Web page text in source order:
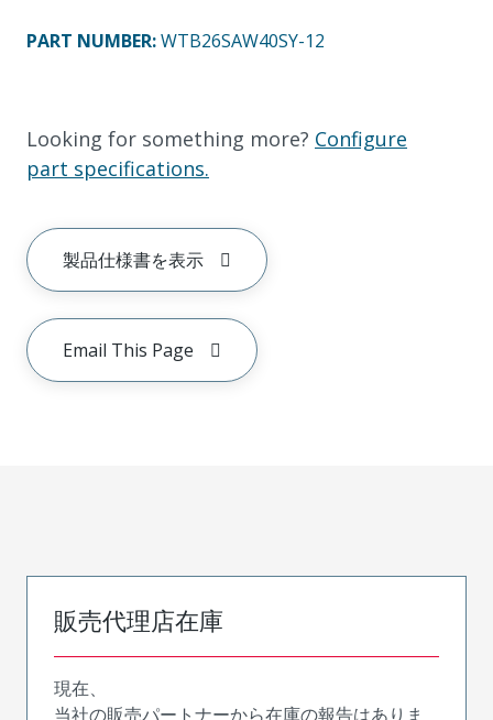
PART NUMBER:WTB26SAW40SY-12
Looking for something more? Configure
part specifications.
製品仕様書を表示
Email This Page
販売代理店在庫
現在、
当社の販売パートナーから在庫の報告はありま